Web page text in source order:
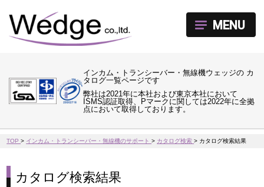
インカム・トランシーバー・無線機ウェッジの カ
タログ一覧ページです
弊社は2021年に本社および東京本社において
ISMS認証取得、Pマークに関しては2022年に全拠
点において取得しております。
MENU
TOP> インカム・トランシーバー・無線機のサポート> カタログ検索> カタログ検索結果
カタログ検索結果